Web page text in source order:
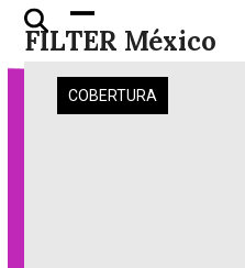
Skip
content
FILTER México
Open
mobile
menu
Close
mobile
menu
COBERTURA